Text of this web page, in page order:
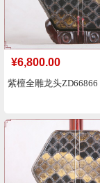
紫檀全雕龙头ZD66866
¥6,800.00